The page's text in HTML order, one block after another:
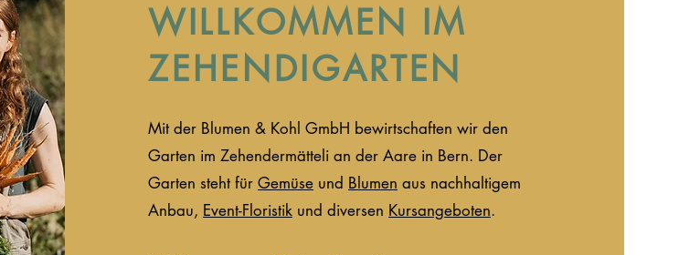
WILLKOMMEN IM
ZEHENDIGARTEN
Mit der Blumen & Kohl GmbH bewirtschaften wir den
Garten im Zehendermätteli an der Aare in Bern. Der
Garten steht für Gemüse und Blumen aus nachhaltigem
Anbau, Event-Floristik und diversen Kursangeboten.